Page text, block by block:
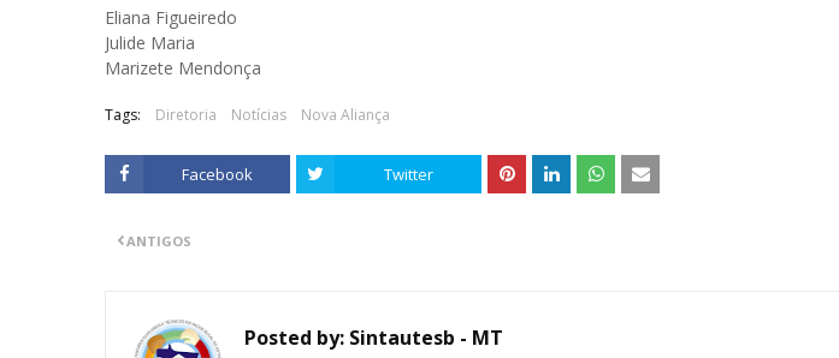
Eliana Figueiredo
Julide Maria
Marizete Mendonça
Tags: Diretoria Notícias Nova Aliança
Facebook Twitter
ANTIGOS
Posted by: Sintautesb - MT